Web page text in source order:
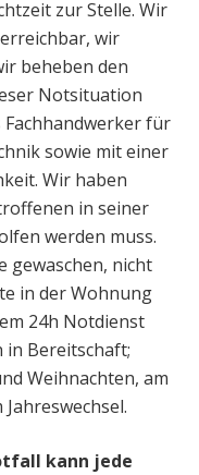
zur Stelle. Wir
wir
beheben den
Notsituation
Fachhandwerker für
sowie mit einer
Wir haben
in seiner
werden muss.
gewaschen, nicht
in der Wohnung
24h Notdienst
in Bereitschaft;
Weihnachten, am
kann jede